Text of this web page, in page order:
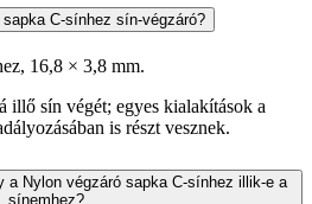
C-sínhez sín-végzáró?
16,8 × 3,8 mm.
illő sín végét; egyes kialakítások a
is részt vesznek.
a Nylon végzáró sapka C-sínhez illik-e a
sínemhez?